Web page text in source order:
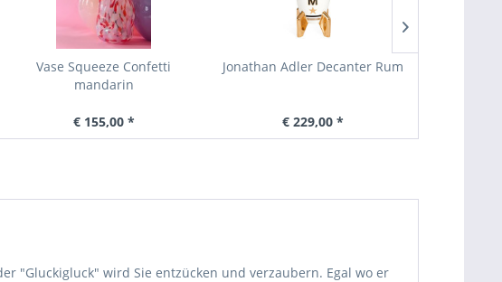
Vase Squeeze Confetti
mandarin
€ 155,00 *
Jonathan Adler Decanter Rum
€ 229,00 *
"Gluckigluck" wird Sie entzücken und verzaubern. Egal wo er